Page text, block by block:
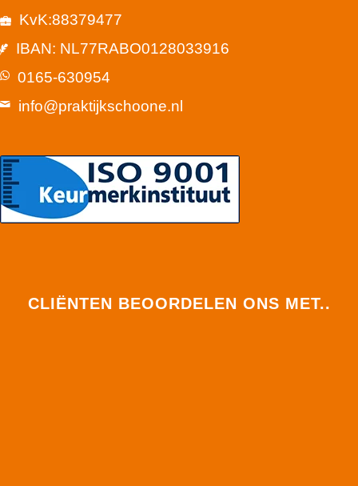
KvK:88379477
IBAN: NL77RABO0128033916
0165-630954
info@praktijkschoone.nl
CLIËNTEN BEOORDELEN ONS MET..